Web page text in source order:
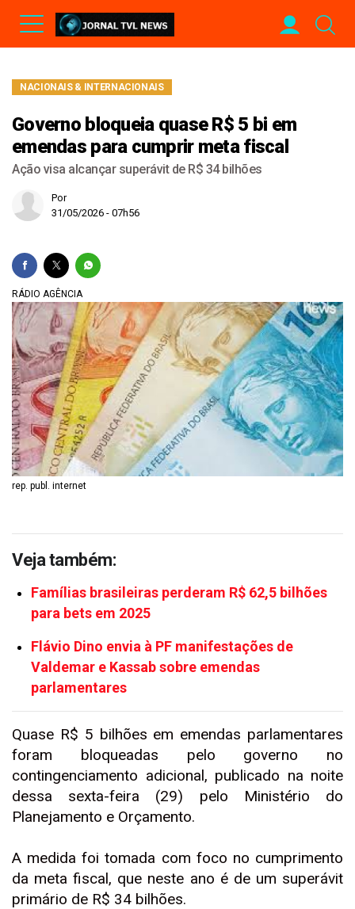
NACIONAIS & INTERNACIONAIS
Governo bloqueia quase R$ 5 bi em
emendas para cumprir meta fiscal
Ação visa alcançar superávit de R$ 34 bilhões
Por
31/05/2026 - 07h56
RÁDIO AGÊNCIA
rep. publ. internet
Veja também:
Famílias brasileiras perderam R$ 62,5 bilhões
para bets em 2025
Flávio Dino envia à PF manifestações de
Valdemar e Kassab sobre emendas
parlamentares
Quase R$ 5 bilhões em emendas parlamentares
foram bloqueadas pelo governo no
contingenciamento adicional, publicado na noite
dessa sexta-feira (29) pelo Ministério do
Planejamento e Orçamento.
A medida foi tomada com foco no cumprimento
da meta fiscal, que neste ano é de um superávit
primário de R$ 34 bilhões.